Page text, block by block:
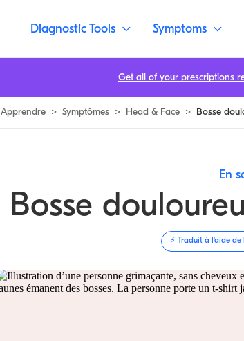
Diagnostic Tools Symptoms
Apprendre > Symptômes > Head & Face > Bosse
En
Bosse
⚡️ Traduit à l'aide de
Get all of your prescriptions